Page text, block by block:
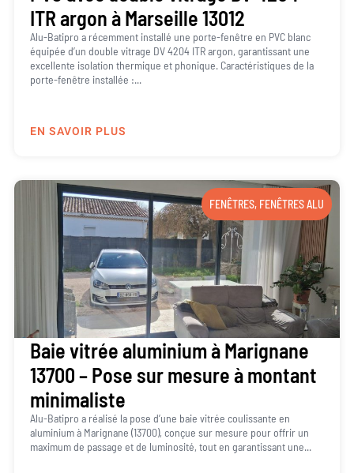
ITR argon à Marseille 13012
Alu-Batipro a récemment installé une porte-fenêtre en PVC blanc
équipée d’un double vitrage DV 4204 ITR argon, garantissant une
excellente isolation thermique et phonique. Caractéristiques de la
porte-fenêtre installée :...
EN SAVOIR PLUS
FENÊTRES, FENÊTRES ALU
Baie vitrée aluminium à Marignane
13700 – Pose sur mesure à montant
minimaliste
Alu-Batipro a réalisé la pose d’une baie vitrée coulissante en
aluminium à Marignane (13700), conçue sur mesure pour offrir un
maximum de passage et de luminosité, tout en garantissant une...